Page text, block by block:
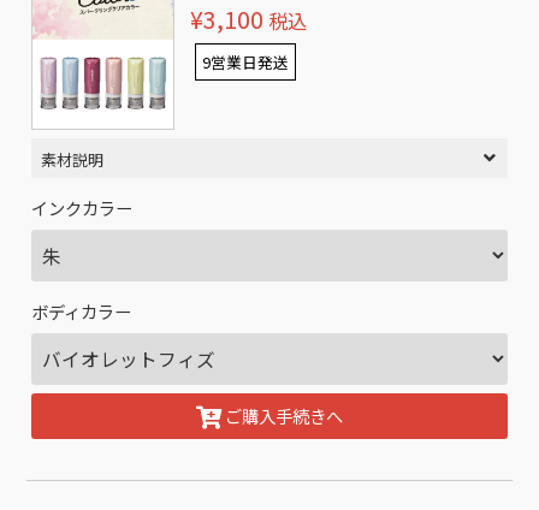
¥3,100 税込
9営業日発送
素材説明
インクカラー
ボディカラー
ご購入手続きへ